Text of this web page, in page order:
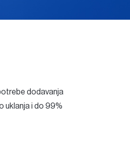
dodavanja
uklanja i do 99%